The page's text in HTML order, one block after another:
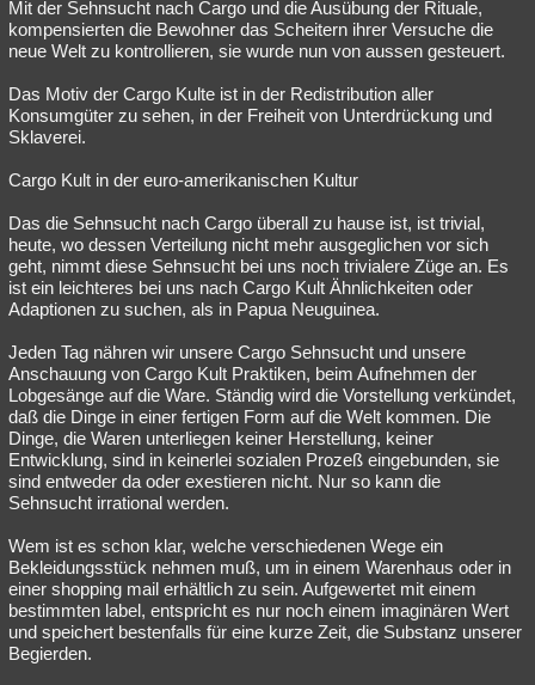
Mit der Sehnsucht nach Cargo und die Ausübung der Rituale,
kompensierten die Bewohner das Scheitern ihrer Versuche die
neue Welt zu kontrollieren, sie wurde nun von aussen gesteuert.
Das Motiv der Cargo Kulte ist in der Redistribution aller
Konsumgüter zu sehen, in der Freiheit von Unterdrückung und
Sklaverei.
Cargo Kult in der euro-amerikanischen Kultur
Das die Sehnsucht nach Cargo überall zu hause ist, ist trivial,
heute, wo dessen Verteilung nicht mehr ausgeglichen vor sich
geht, nimmt diese Sehnsucht bei uns noch trivialere Züge an. Es
ist ein leichteres bei uns nach Cargo Kult Ähnlichkeiten oder
Adaptionen zu suchen, als in Papua Neuguinea.
Jeden Tag nähren wir unsere Cargo Sehnsucht und unsere
Anschauung von Cargo Kult Praktiken, beim Aufnehmen der
Lobgesänge auf die Ware. Ständig wird die Vorstellung verkündet,
daß die Dinge in einer fertigen Form auf die Welt kommen. Die
Dinge, die Waren unterliegen keiner Herstellung, keiner
Entwicklung, sind in keinerlei sozialen Prozeß eingebunden, sie
sind entweder da oder exestieren nicht. Nur so kann die
Sehnsucht irrational werden.
Wem ist es schon klar, welche verschiedenen Wege ein
Bekleidungsstück nehmen muß, um in einem Warenhaus oder in
einer shopping mail erhältlich zu sein. Aufgewertet mit einem
bestimmten label, entspricht es nur noch einem imaginären Wert
und speichert bestenfalls für eine kurze Zeit, die Substanz unserer
Begierden.